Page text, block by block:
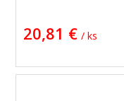
20,81 € / ks